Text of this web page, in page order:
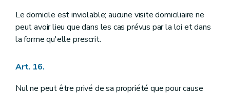
Le domicile est inviolable; aucune visite domiciliaire ne
peut avoir lieu que dans les cas prévus par la loi et dans
la forme qu'elle prescrit.
Art. 16.
Nul ne peut être privé de sa propriété que pour cause